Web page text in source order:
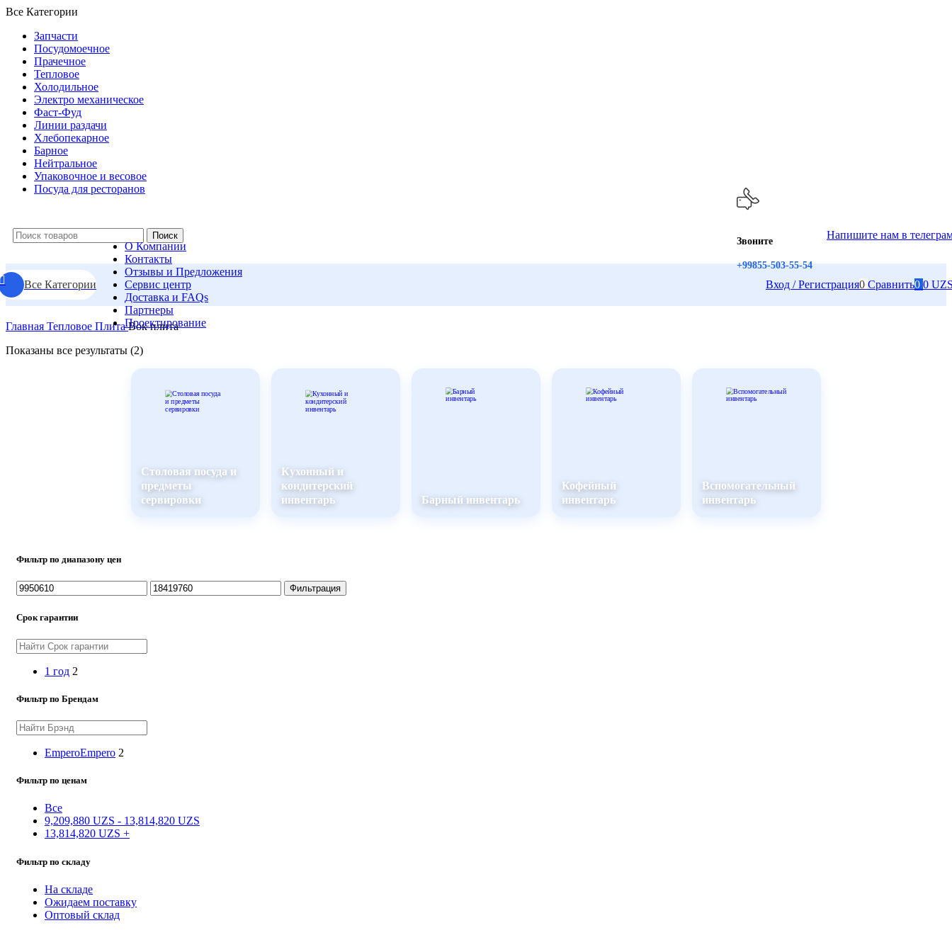
Все Категории
Запчасти
Посудомоечное
Прачечное
Тепловое
Холодильное
Электро механическое
Фаст-Фуд
Линии раздачи
Хлебопекарное
Барное
Нейтральное
Упаковочное и весовое
Посуда для ресторанов
Поиск
Звоните
+99855-503-55-54
Напишите нам в
Все Категории
О Компании
Контакты
Отзывы и Предложения
Сервис центр
Доставка и FAQs
Партнеры
Проектирование
Вход / Регистрация0 Сравнить0 0
Главная Тепловое ПлитаВок плита
Показаны все результаты (2)
Столовая посуда и
предметы
сервировки
Кухонный и
кондитерский
инвентарь
Барный инвентарь
Кофейный
инвентарь
Вспомогательный
инвентарь
Фильтр по диапазону цен
Минимальная
цена
Максимальная
цена
Фильтрация
Срок гарантии
1 год 2
Фильтр по Брендам
EmperoEmpero 2
Фильтр по ценам
Все
9,209,880 UZS - 13,814,820 UZS
13,814,820 UZS +
Фильтр по складу
На складе
Ожидаем поставку
Оптовый склад